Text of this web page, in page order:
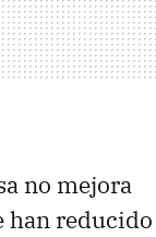
no mejora
han reducido